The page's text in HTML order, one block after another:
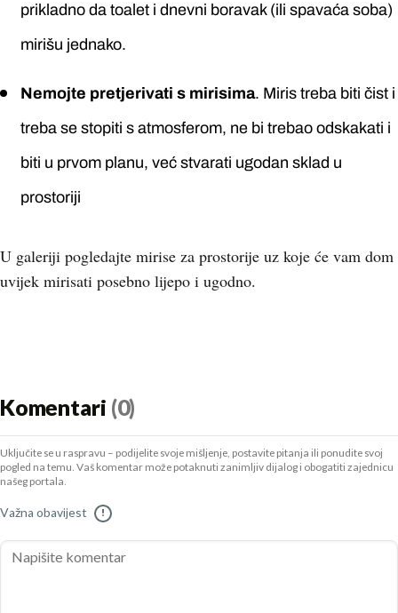
prikladno da toalet i dnevni boravak (ili spavaća soba)
mirišu jednako.
Nemojte pretjerivati s mirisima. Miris treba biti čist i
treba se stopiti s atmosferom, ne bi trebao odskakati i
biti u prvom planu, već stvarati ugodan sklad u
prostoriji
U galeriji pogledajte mirise za prostorije uz koje će vam dom
uvijek mirisati posebno lijepo i ugodno.
Komentari (0)
Uključite se u raspravu – podijelite svoje mišljenje, postavite pitanja ili ponudite svoj
pogled na temu. Vaš komentar može potaknuti zanimljiv dijalog i obogatiti zajednicu
našeg portala.
Važna obavijest !